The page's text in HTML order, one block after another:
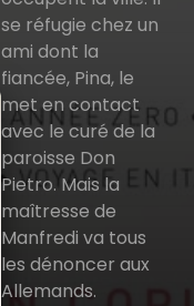
se réfugie chez un
ami dont la
fiancée, Pina, le
met en contact
avec le curé de la
paroisse Don
Pietro. Mais la
maîtresse de
Manfredi va tous
les dénoncer aux
Allemands.